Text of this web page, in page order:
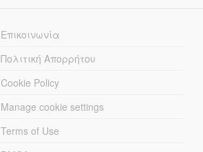
Επικοινωνία
Πολιτική Απορρήτου
Cookie Policy
Manage cookie settings
Terms of Use